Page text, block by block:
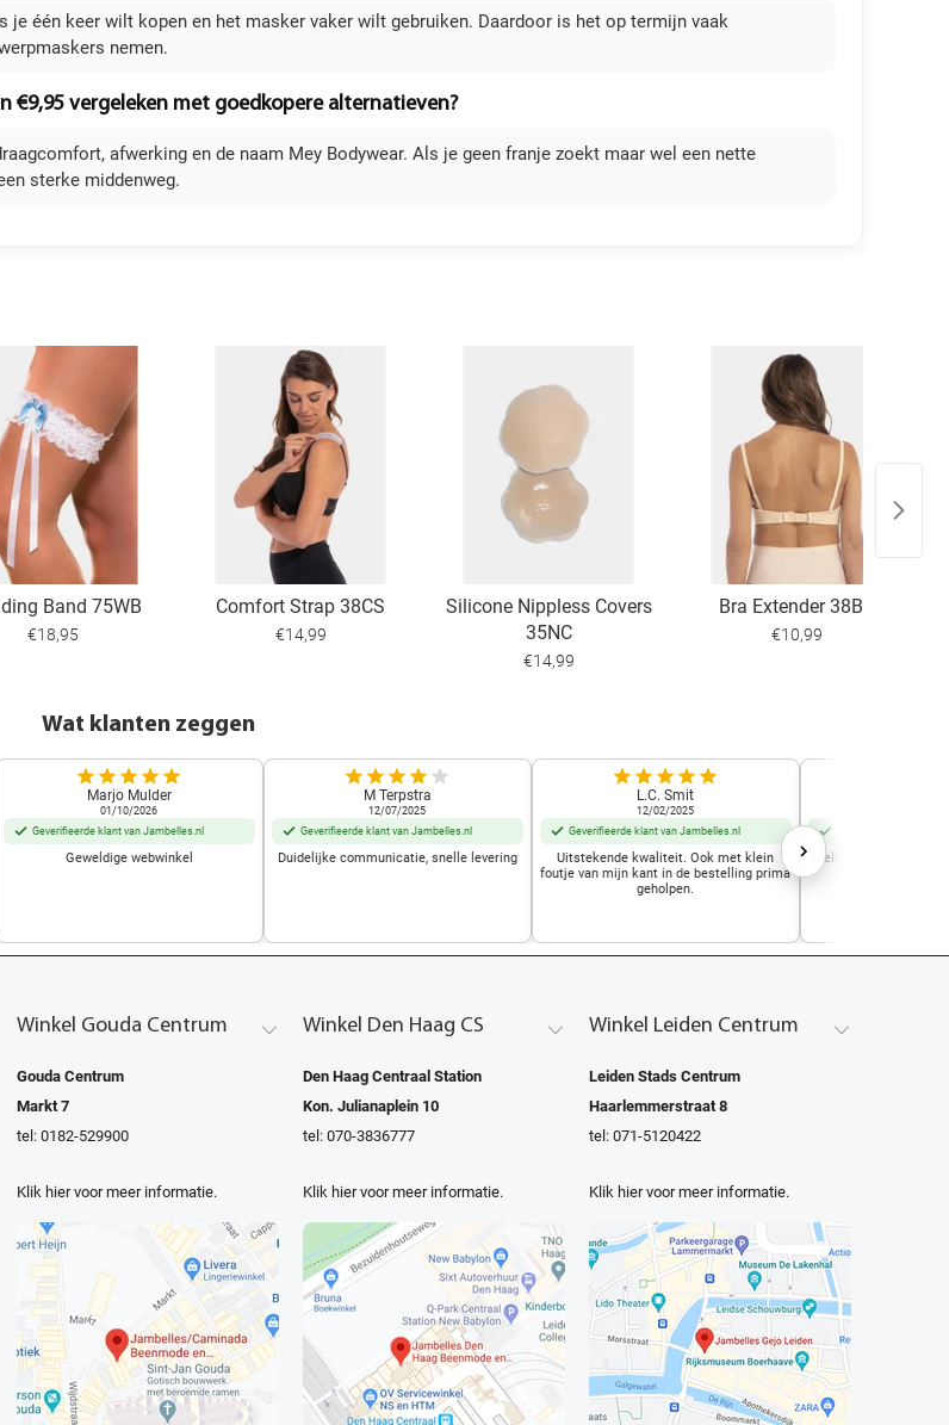
je één keer wilt kopen en het masker vaker wilt gebruiken. Daardoor is het op termijn vaak
nemen.
€9,95 vergeleken met goedkopere alternatieven?
afwerking en de naam Mey Bodywear. Als je geen franje zoekt maar wel een nette
sterke middenweg.
Band 75WB
€18,95
Comfort Strap 38CS
€14,99
Silicone Nippless Covers
35NC
€14,99
Bra Extender 38BE
€10,99
Wat klanten zeggen
Marjo Mulder
01/10/2026
Geverifieerde klant van Jambelles.nl
Geweldige webwinkel
M Terpstra
12/07/2025
Geverifieerde klant van Jambelles.nl
Duidelijke communicatie, snelle levering
L.C. Smit
12/02/2025
Geverifieerde klant van Jambelles.nl
Uitstekende kwaliteit. Ook met klein
foutje van mijn kant in de bestelling prima
geholpen.
snelle leering
Winkel Gouda Centrum
Gouda Centrum
Markt 7
tel: 0182-529900
Klik hier voor meer informatie.
Winkel Den Haag CS
Den Haag Centraal Station
Kon. Julianaplein 10
tel: 070-3836777
Klik hier voor meer informatie.
Winkel Leiden Centrum
Leiden Stads Centrum
Haarlemmerstraat 8
tel: 071-5120422
Klik hier voor meer informatie.